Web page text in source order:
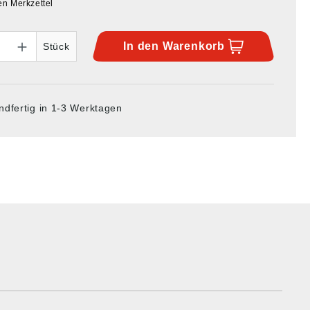
Merkzettel
Stück
In den Warenkorb
in 1-3 Werktagen